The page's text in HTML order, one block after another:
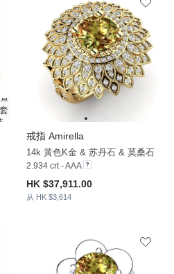
戒指 Amirella
14k 黃色K金 & 苏丹石 & 莫桑石
2.934 crt - AAA
HK $37,911.00
从 HK $3,614